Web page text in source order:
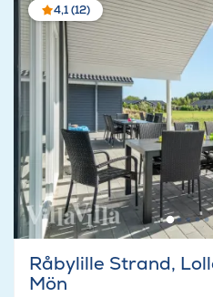
4,1 (12)
Råbylille Strand,
Mön